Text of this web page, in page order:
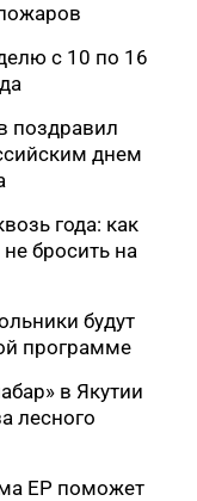
с 10 по 16
поздравил
днем
года: как
бросить на
будут
программе
в Якутии
лесного
ЕР поможет